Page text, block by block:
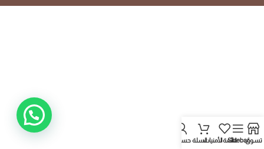
تسوقSidebarقائمة الأمنياتالسلة حسابي